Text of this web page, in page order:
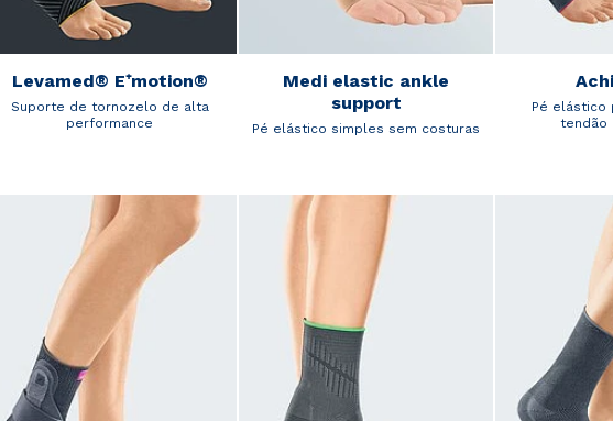
Levamed® E⁺motion®
Suporte de tornozelo de alta
performance
Medi elastic ankle
support
Pé elástico simples sem costuras
Pé elástico
tendão